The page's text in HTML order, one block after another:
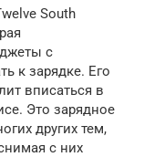
South
с
к зарядке. Его
вписаться в
Это зарядное
других тем,
с них